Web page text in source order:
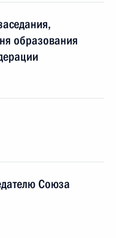
образования
Союза